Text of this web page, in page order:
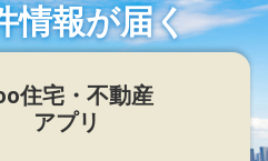
情報が届く
住宅・不動産
アプリ